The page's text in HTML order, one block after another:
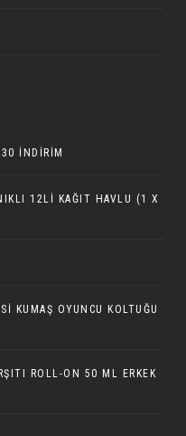
İNDIRIM
12LI KAĞIT HAVLU (1 X
KUMAŞ OYUNCU KOLTUĞU
ROLL-ON 50 ML ERKEK